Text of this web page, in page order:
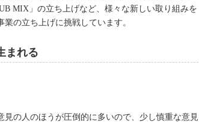
MIX」の立ち上げなど、様々な新しい取り組みを
の立ち上げに挑戦しています。
まれる
の人のほうが圧倒的に多いので、少し慎重な意見